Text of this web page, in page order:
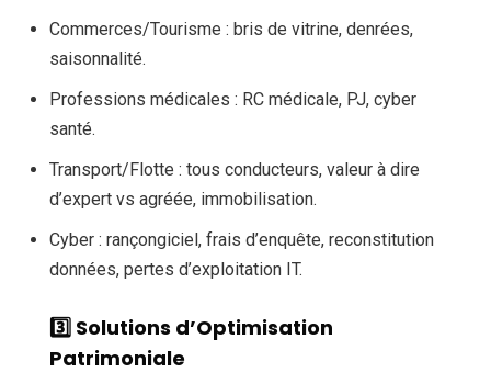
Commerces/Tourisme : bris de vitrine, denrées,
saisonnalité.
Professions médicales : RC médicale, PJ, cyber
santé.
Transport/Flotte : tous conducteurs, valeur à dire
d’expert vs agréée, immobilisation.
Cyber : rançongiciel, frais d’enquête, reconstitution
données, pertes d’exploitation IT.
3️⃣ Solutions d’Optimisation
Patrimoniale